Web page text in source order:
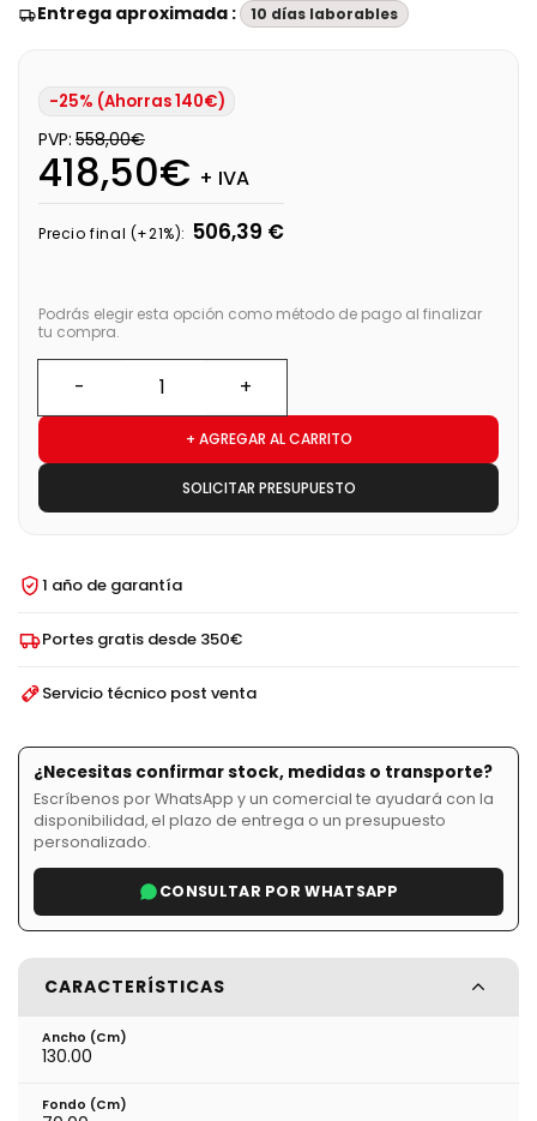
Entrega aproximada :
10 días laborables
-25% (Ahorras 140€)
PVP: 558,00€
418,50€ + IVA
Precio final (+21%): 506,39 €
Podrás elegir esta opción como método de pago al finalizar
tu compra.
+ AGREGAR AL CARRITO
SOLICITAR PRESUPUESTO
1 año de garantía
Portes gratis desde 350€
Servicio técnico post venta
¿Necesitas confirmar stock, medidas o transporte?
Escríbenos por WhatsApp y un comercial te ayudará con la
disponibilidad, el plazo de entrega o un presupuesto
personalizado.
CONSULTAR POR WHATSAPP
CARACTERÍSTICAS
Ancho (cm)
130.00
Fondo (cm)